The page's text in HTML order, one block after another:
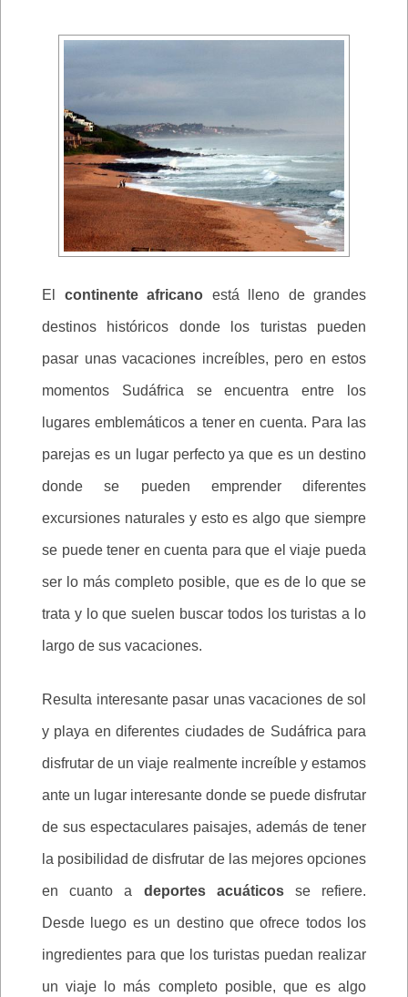
El continente africano está lleno de grandes
destinos históricos donde los turistas pueden
pasar unas vacaciones increíbles, pero en estos
momentos Sudáfrica se encuentra entre los
lugares emblemáticos a tener en cuenta. Para las
parejas es un lugar perfecto ya que es un destino
donde se pueden emprender diferentes
excursiones naturales y esto es algo que siempre
se puede tener en cuenta para que el viaje pueda
ser lo más completo posible, que es de lo que se
trata y lo que suelen buscar todos los turistas a lo
largo de sus vacaciones.
Resulta interesante pasar unas vacaciones de sol
y playa en diferentes ciudades de Sudáfrica para
disfrutar de un viaje realmente increíble y estamos
ante un lugar interesante donde se puede disfrutar
de sus espectaculares paisajes, además de tener
la posibilidad de disfrutar de las mejores opciones
en cuanto a deportes acuáticos se refiere.
Desde luego es un destino que ofrece todos los
ingredientes para que los turistas puedan realizar
un viaje lo más completo posible, que es algo